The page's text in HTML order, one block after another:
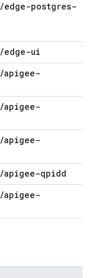
/edge-postgres-
/edge-ui
/apigee-
/apigee-
/apigee-
/apigee-qpidd
/apigee-